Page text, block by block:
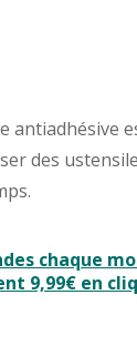
antiadhésive
des
chaque
9,99€ en